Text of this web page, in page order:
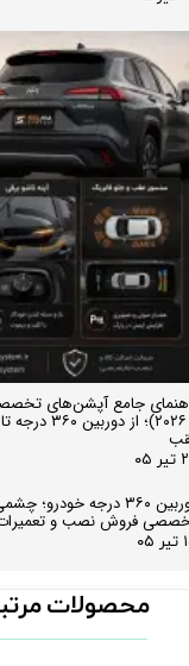
و ۲۰۲۶)؛
دوربین ۳۶۰ درجه
فروش نصب و تعمیرات
محصولات